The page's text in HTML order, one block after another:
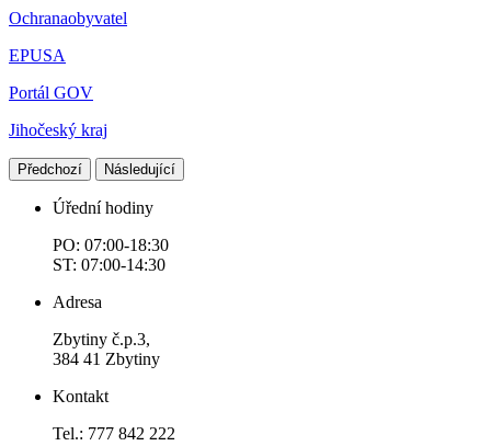
Ochranaobyvatel
EPUSA
Portál GOV
Jihočeský kraj
Předchozí Následující
Úřední hodiny
PO: 07:00-18:30
ST: 07:00-14:30
Adresa
Zbytiny č.p.3,
384 41 Zbytiny
Kontakt
Tel.: 777 842 222